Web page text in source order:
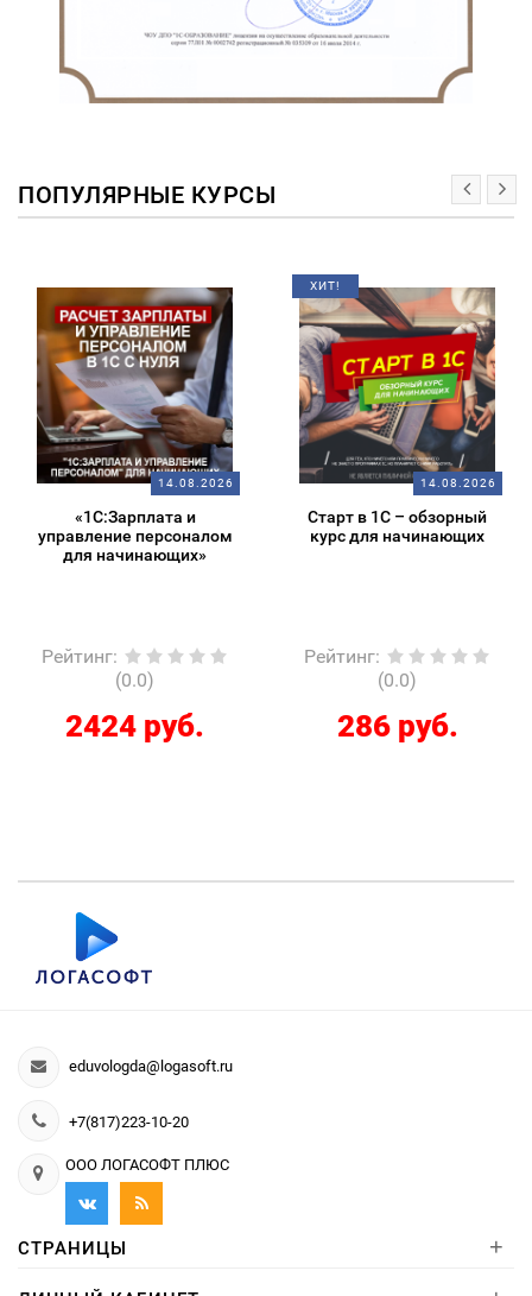
ПОПУЛЯРНЫЕ КУРСЫ
14.08.2026
«1С:Зарплата и
управление персоналом
для начинающих»
Рейтинг:
(0.0)
2424 руб.
ХИТ!
14.08.2026
Старт в 1С – обзорный
курс для начинающих
Рейтинг:
(0.0)
286 руб.
eduvologda@logasoft.ru
+7(817)223-10-20
ООО ЛОГАСОФТ ПЛЮС
СТРАНИЦЫ +